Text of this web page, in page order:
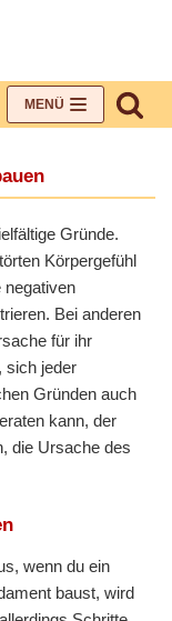
MENÜ
Gründe.
Körpergefühl
negativen
Bei anderen
für ihr
sich jeder
Gründen auch
kann, der
die Ursache des
wenn du ein
baust, wird